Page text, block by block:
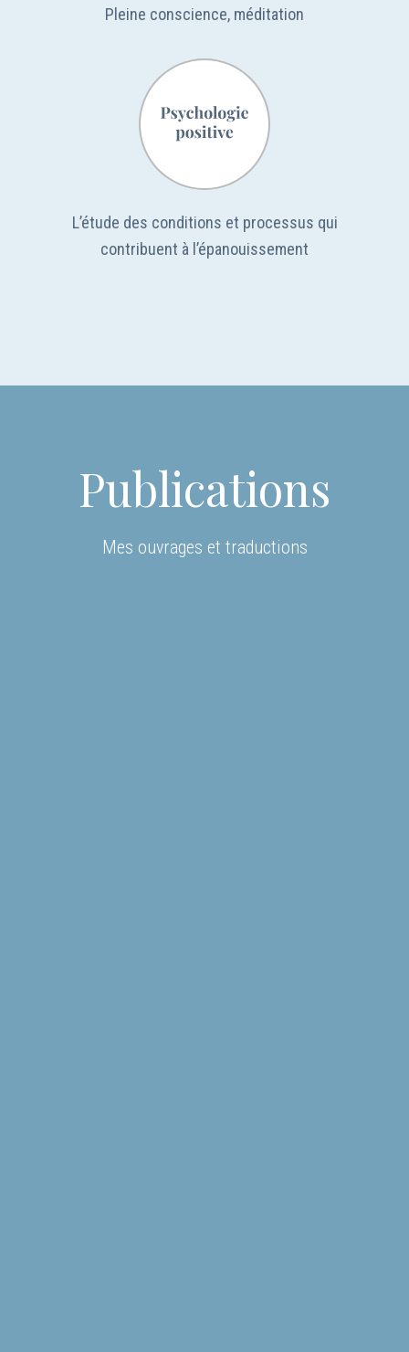
Pleine conscience, méditation
L’étude des conditions et processus qui
contribuent à l’épanouissement
Publications
Mes ouvrages et traductions